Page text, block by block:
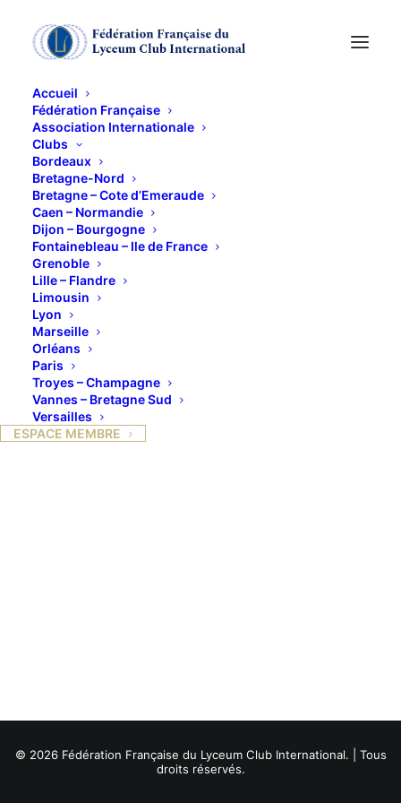
Accueil
Fédération Française
Association Internationale
Clubs
Bordeaux
Bretagne-Nord
Bretagne – Cote d’Emeraude
Caen – Normandie
Dijon – Bourgogne
Fontainebleau – Ile de France
Grenoble
Lille – Flandre
Limousin
Lyon
Marseille
Orléans
Paris
Troyes – Champagne
Vannes – Bretagne Sud
Versailles
ESPACE MEMBRE
ECOLE HOTELIERE
14 NOVEMBRE 2013
Visite de l’école hôtelière de Bonneveine
© 2026 Fédération Française du Lyceum Club International. | Tous
droits réservés.